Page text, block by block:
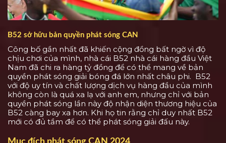
B52 sở hữu bản quyền phát sóng CAN
Công bố gần nhất đã khiến cộng đồng bất ngờ vì độ
chịu chơi của mình, nhà cái B52 nhà cái hàng đầu Việt
Nam đã chi ra hàng tỷ đồng để có thể mang về bản
quyền phát sóng giải bóng đá lớn nhất châu phi. B52
với độ uy tín và chất lượng dịch vụ hàng đầu của mình
không còn là quá xa lạ với anh em, nhưng chỉ với bản
quyền phát sóng lần này độ nhận diện thương hiệu của
B52 càng bay xa hơn. Khi họ tin rằng chỉ duy nhất B52
mới có đủ tầm để có thể phát sóng giải đấu này.